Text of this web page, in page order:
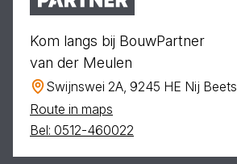
Kom langs bij BouwPartner
van der Meulen
Swijnswei 2A, 9245 HE Nij Beets
Route in maps
Bel: 0512-460022